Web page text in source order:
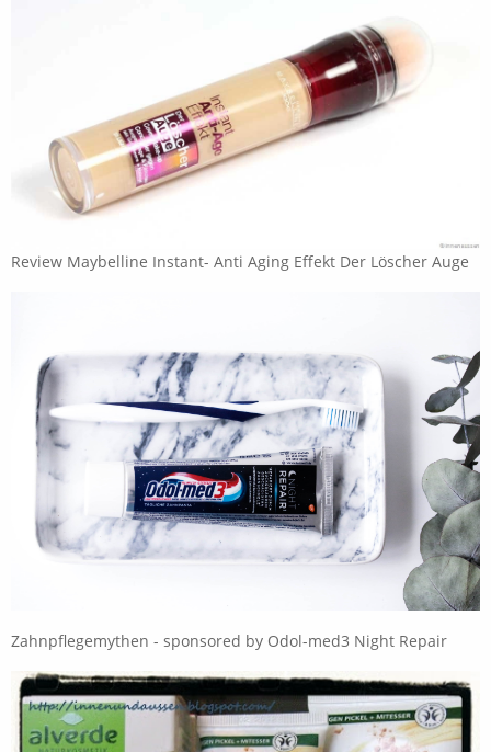
Review Maybelline Instant- Anti Aging Effekt Der Löscher Auge
Zahnpflegemythen - sponsored by Odol-med3 Night Repair